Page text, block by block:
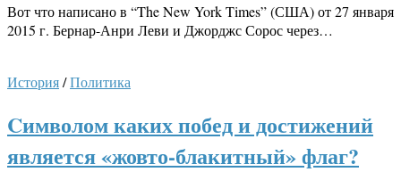
Вот что написано в “The New York Times” (США) от 27 января
2015 г. Бернар-Анри Леви и Джорджс Сорос через…
История/Политика
Cимволом каких побед и достижений
является «жовто-блакитный» флаг?